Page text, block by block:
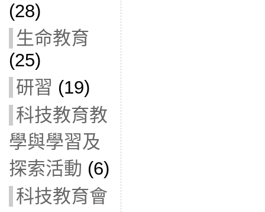
(28)
生命教育
(25)
研習 (19)
科技教育教
學與學習及
探索活動 (6)
科技教育會